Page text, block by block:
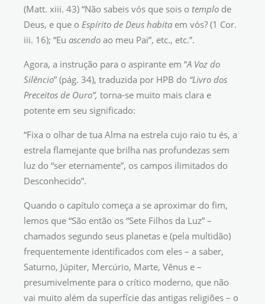
(Matt. xiii. 43) “Não sabeis vós que sois o templo de
Deus, e que o Espírito de Deus habita em vós? (1 Cor.
iii. 16); “Eu ascendo ao meu Pai”, etc., etc.”.
Agora, a instrução para o aspirante em “A Voz do
Silêncio” (pág. 34), traduzida por HPB do “Livro dos
Preceitos de Ouro”, torna-se muito mais clara e
potente em seu significado:
“Fixa o olhar de tua Alma na estrela cujo raio tu és, a
estrela flamejante que brilha nas profundezas sem
luz do “ser eternamente”, os campos ilimitados do
Desconhecido”.
Quando o capítulo começa a se aproximar do fim,
lemos que “São então os “Sete Filhos da Luz” –
chamados segundo seus planetas e (pela multidão)
frequentemente identificados com eles – a saber,
Saturno, Júpiter, Mercúrio, Marte, Vênus e –
presumivelmente para o crítico moderno, que não
vai muito além da superfície das antigas religiões – o